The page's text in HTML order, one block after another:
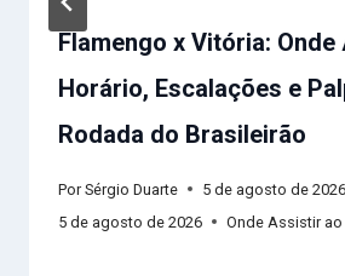
Flamengo x Vitória: Onde
Horário, Escalações e
Rodada do Brasileirão
Por Sérgio Duarte
5 de agosto de 2026
5 de agosto de 2026
Onde Assistir ao